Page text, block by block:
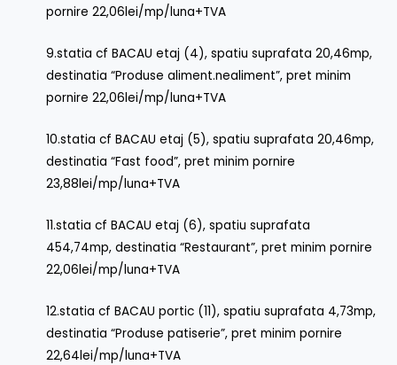
pornire 22,06lei/mp/luna+TVA
9.statia cf BACAU etaj (4), spatiu suprafata 20,46mp,
destinatia “Produse aliment.nealiment”, pret minim
pornire 22,06lei/mp/luna+TVA
10.statia cf BACAU etaj (5), spatiu suprafata 20,46mp,
destinatia “Fast food”, pret minim pornire
23,88lei/mp/luna+TVA
11.statia cf BACAU etaj (6), spatiu suprafata
454,74mp, destinatia “Restaurant”, pret minim pornire
22,06lei/mp/luna+TVA
12.statia cf BACAU portic (11), spatiu suprafata 4,73mp,
destinatia “Produse patiserie”, pret minim pornire
22,64lei/mp/luna+TVA